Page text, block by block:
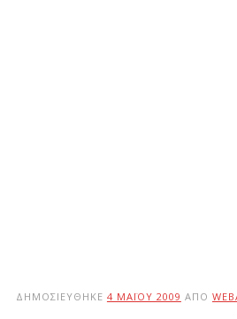
ΔΗΜΟΣΙΕΎΘΗΚΕ 4 ΜΑΪ́ΟΥ 2009 ΑΠΌ